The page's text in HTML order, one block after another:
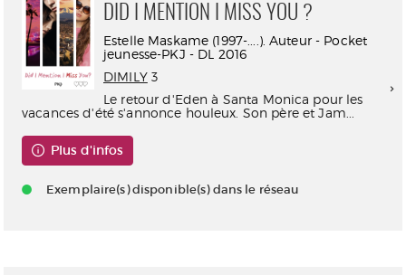
DID I MENTION I MISS YOU ?
Estelle Maskame (1997-....). Auteur - Pocket
jeunesse-PKJ - DL 2016
DIMILY3
Le retour d'Eden à Santa Monica pour les
vacances d'été s'annonce houleux. Son père et Jam...
Plus d'infos
Exemplaire(s) disponible(s) dans le réseau